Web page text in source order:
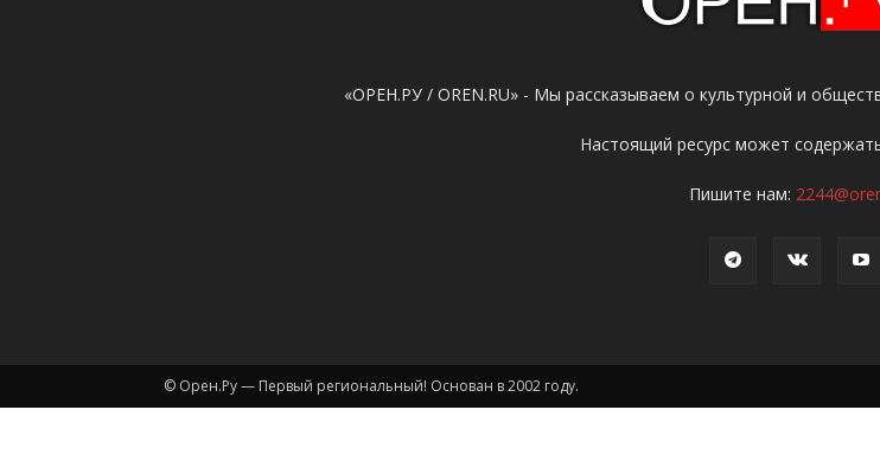
«ОРЕН.РУ / OREN.RU» - Мы рассказываем о культурной и
Настоящий ресурс может
Пишите нам:
© Орен.Ру — Первый региональный! Основан в 2002 году.